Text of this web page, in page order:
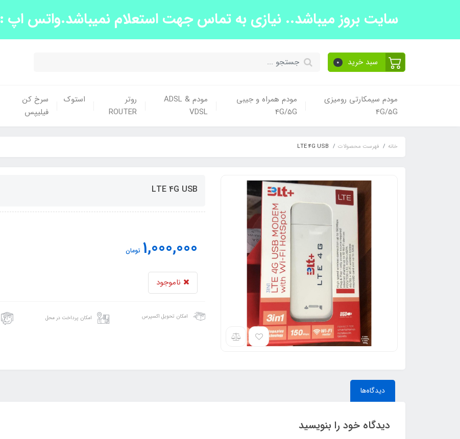
سایت بروز میباشد.. نیازی به تماس جهت استعلام نمیباشد.واتس اپ :09139663438
سبد خرید 0
مودم سیمکارتی رومیزی
4G/5G
مودم همراه و جیبی
4G/5G
مودم ADSL &
VDSL
روتر
ROUTER
استوک
سرخ کن
فیلیپس
خانه فهرست محصولات LTE 4G USB
LTE 4G USB
1,000,000 تومان
ناموجود
امکان تحویل اکسپرس امکان پرداخت در محل
دیدگاه‌ها
دیدگاه خود را بنویسید